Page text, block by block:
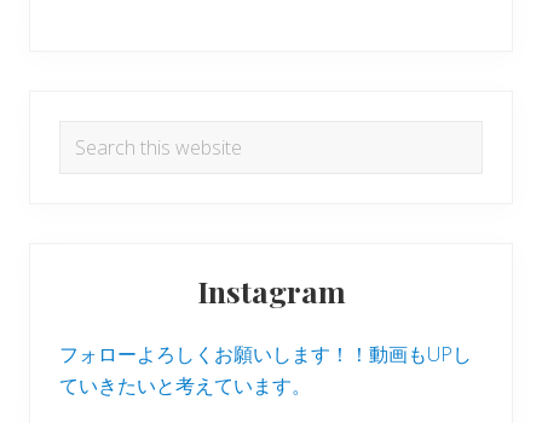
Search
Instagram
フォローよろしくお願いします！！動画もUPし
ていきたいと考えています。